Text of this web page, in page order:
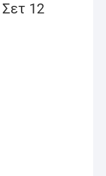
12